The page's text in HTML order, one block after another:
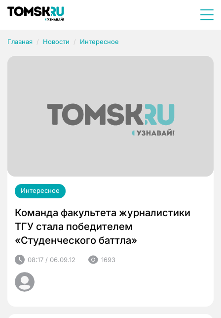
Главная Новости Интересное
Интересное
Команда факультета журналистики
ТГУ стала победителем
«Студенческого баттла»
08:17 / 06.09.12 1693